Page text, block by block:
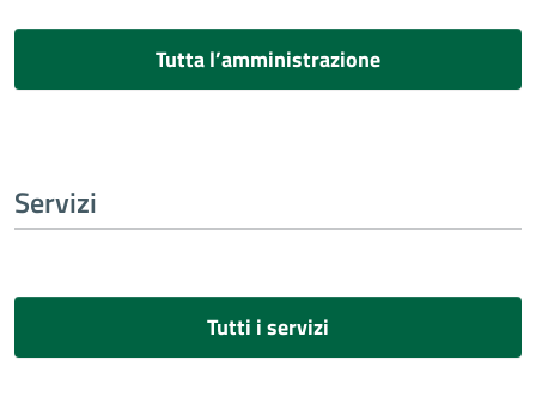
Tutta l’amministrazione
Servizi
Tutti i servizi